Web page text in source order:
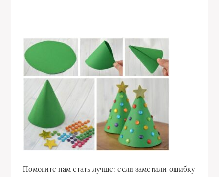
Помогите нам стать лучше: если заметили ошибку